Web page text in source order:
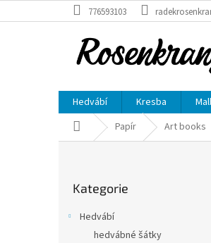
na
776593103
Hedvábí Kresba
Domů Papír Art books
kategorie
Kategorie
Hedvábí
hedvábné šátky